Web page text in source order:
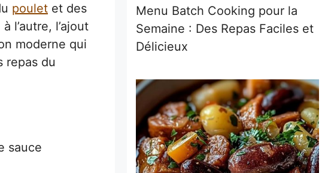
poulet et des
l’autre, l’ajout
moderne qui
repas du
sauce
Menu Batch Cooking pour la
Semaine : Des Repas Faciles et
Délicieux